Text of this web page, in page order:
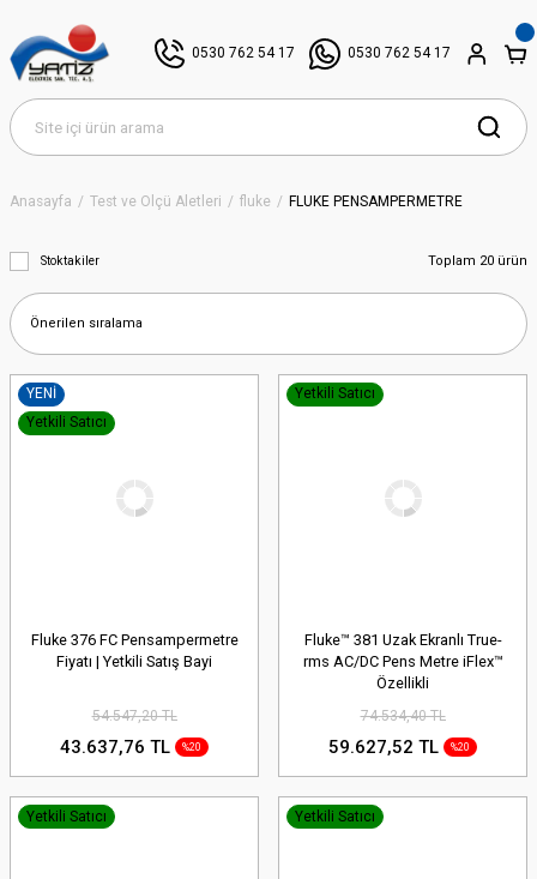
0530 762 54 17 0530 762 54 17
Anasayfa Test ve Ölçü Aletleri fluke FLUKE PENSAMPERMETRE
Stoktakiler Toplam 20 ürün
YENİ
Yetkili Satıcı
Fluke 376 FC Pensampermetre
Fiyatı | Yetkili Satış Bayi
54.547,20 TL
43.637,76 TL %20
Yetkili Satıcı
Fluke™ 381 Uzak Ekranlı True-
rms AC/DC Pens Metre iFlex™
Özellikli
74.534,40 TL
59.627,52 TL %20
Yetkili Satıcı Yetkili Satıcı